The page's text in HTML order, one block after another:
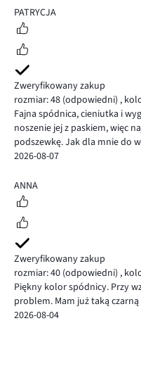
5
PATRYCJA
Zweryfikowany zakup
rozmiar: 48 (odpowiedni) ,
Fajna spódnica, cieniutka i
noszenie jej z paskiem, więc
podszewkę. Jak dla mnie do
2026-08-07
5
ANNA
Zweryfikowany zakup
rozmiar: 40 (odpowiedni) ,
Piękny kolor spódnicy. Przy
problem. Mam już taką
2026-08-04